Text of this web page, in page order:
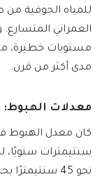
للمياه الجوفية من
العمراني
مستويات خطيرة،
مدى أكثر من قرن.
معدلات
سنتيمترات سنويًا،